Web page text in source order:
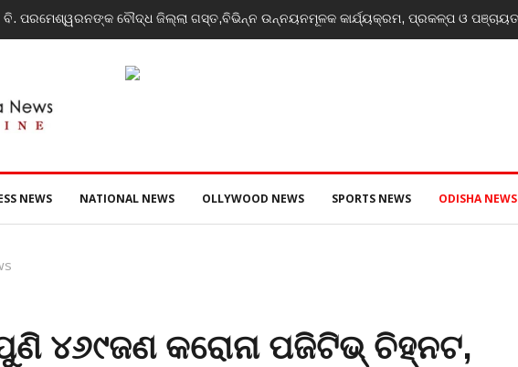
ବି. ପରମେଶ୍ୱରନଙ୍କ ବୌଦ୍ଧ ଜିଲ୍ଲା ଗସ୍ତ,ବିଭିନ୍ନ ଉନ୍ନୟନମୂଳକ କାର୍ଯ୍ୟକ୍ରମ, ପ୍ରକଳ୍ପ ଓ ପଞ୍ଚାୟତ
NEWS NATIONAL NEWS OLLYWOOD NEWS SPORTS NEWS ODISHA NEWS
୪୬୯ଜଣ କରୋନା ପଜିଟିଭ୍ ଚିହ୍ନଟ,